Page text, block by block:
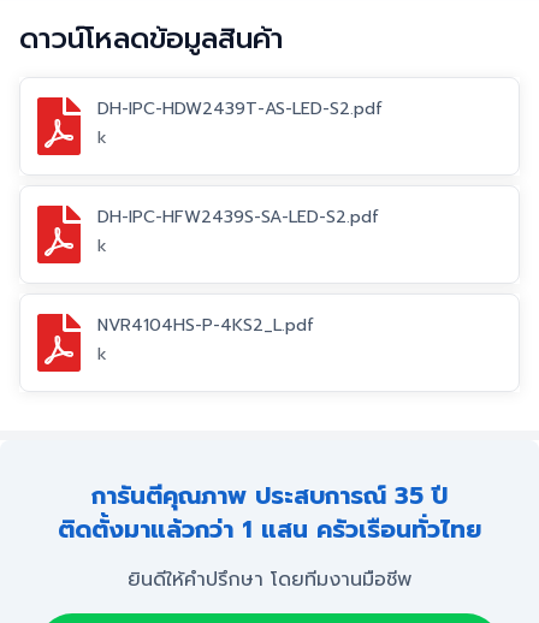
ดาวน์โหลดข้อมูลสินค้า
DH-IPC-HDW2439T-AS-LED-S2.pdf
k
DH-IPC-HFW2439S-SA-LED-S2.pdf
k
NVR4104HS-P-4KS2_L.pdf
k
การันตีคุณภาพ ประสบการณ์ 35 ปี
ติดตั้งมาแล้วกว่า 1 แสน ครัวเรือนทั่วไทย
ยินดีให้คำปรึกษา โดยทีมงานมือชีพ